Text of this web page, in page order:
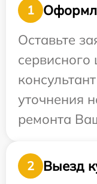
1
Оставьте
уточнения
ремонта
2
Выезд